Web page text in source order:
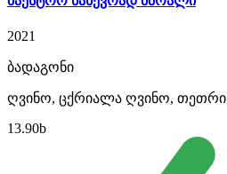
2021
ბადაგონი
ღვინო, ცქრიალა ღვინო, თეთრი
13.90b